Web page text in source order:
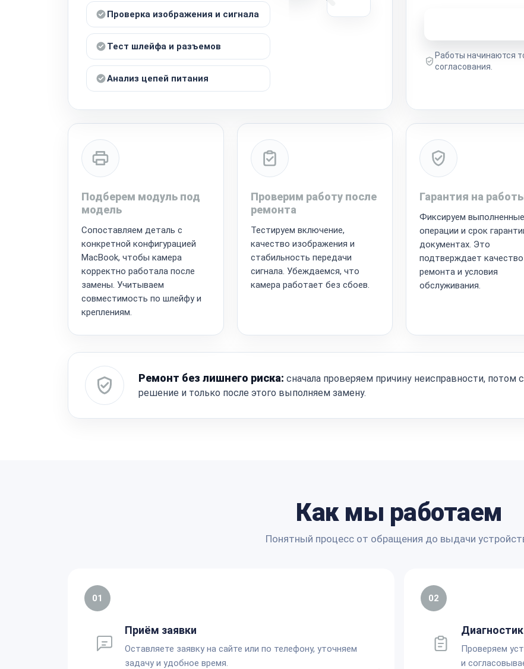
Проверка изображения и сигнала
Тест шлейфа и разъемов
Анализ цепей питания
Работы начинаются
согласования.
Подберем модуль под
модель
Сопоставляем деталь с
конкретной конфигурацией
MacBook, чтобы камера
корректно работала после
замены. Учитываем
совместимость по шлейфу и
креплениям.
Проверим работу после
ремонта
Тестируем включение,
качество изображения и
стабильность передачи
сигнала. Убеждаемся, что
камера работает без сбоев.
Гарантия на
Фиксируем выполненные
операции и срок
документах. Это
подтверждает качество
ремонта и условия
обслуживания.
Ремонт без лишнего риска: сначала проверяем причину неисправности, потом
решение и только после этого выполняем замену.
Как мы работаем
Понятный процесс от обращения до выдачи
01
Приём заявки
Оставляете заявку на сайте или по телефону, уточняем
задачу и удобное время.
02
Проверяем
и